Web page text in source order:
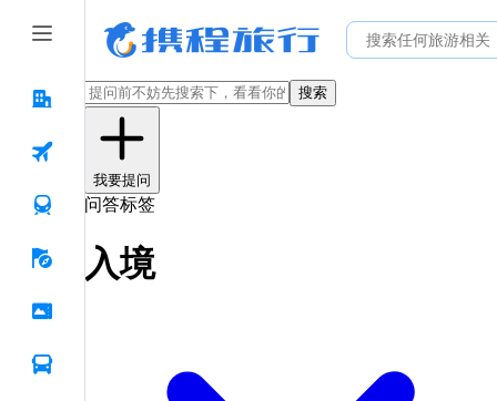
搜索
我要提问
问答标签
入境